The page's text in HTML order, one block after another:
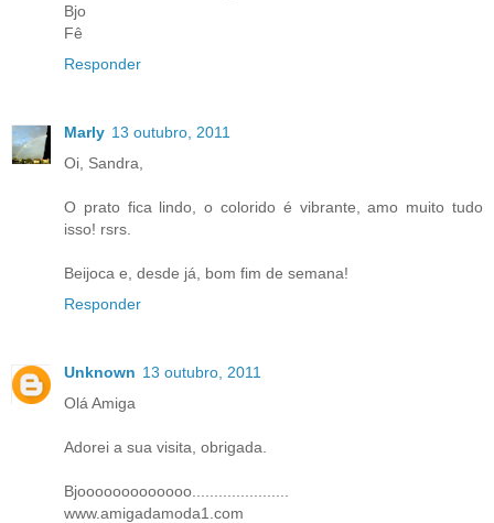
Bjo
Fê
Responder
Marly 13 outubro, 2011
Oi, Sandra,
O prato fica lindo, o colorido é vibrante, amo muito tudo
isso! rsrs.
Beijoca e, desde já, bom fim de semana!
Responder
Unknown 13 outubro, 2011
Olá Amiga
Adorei a sua visita, obrigada.
Bjooooooooooooo......................
www.amigadamoda1.com